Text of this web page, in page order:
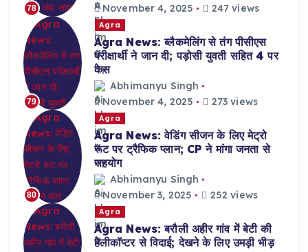
78
November 4, 2025
247 views
79
Agra
Agra News: ब्लैकमेलिंग से तंग पीसीएस
परीक्षार्थी ने जान दी; पड़ोसी युवती सहित 4 पर
केस
Abhimanyu Singh
November 4, 2025
273 views
80
Agra
Agra News: वेडिंग सीजन के लिए मेट्रो
रूट पर ट्रैफिक प्लान; CP ने मांगा जनता से
सहयोग
Abhimanyu Singh
November 3, 2025
252 views
Agra
Agra News: बरौली अहीर गांव में बेटी की
हेलीकॉप्टर से विदाई; देखने के लिए उमड़ी भीड़